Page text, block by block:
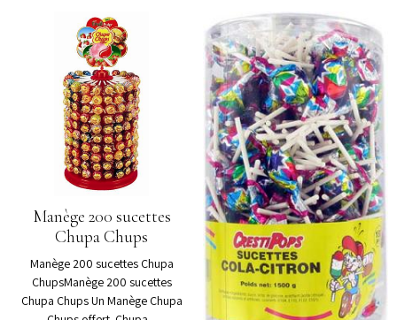
Manège 200 sucettes
Chupa Chups
Manège 200 sucettes Chupa
ChupsManège 200 sucettes
Chupa Chups Un Manège Chupa